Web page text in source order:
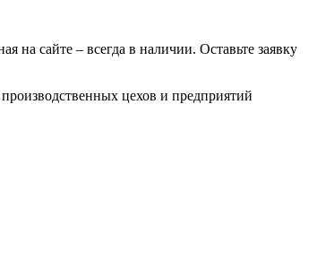
на сайте – всегда в наличии. Оставьте заявку
цехов и предприятий